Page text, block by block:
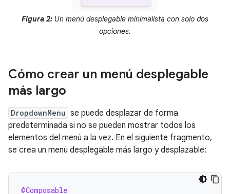
Figura 2: Un menú desplegable minimalista con solo dos
opciones.
Cómo crear un menú desplegable
más largo
DropdownMenu se puede desplazar de forma
predeterminada si no se pueden mostrar todos los
elementos del menú a la vez. En el siguiente fragmento,
se crea un menú desplegable más largo y desplazable:
@Composable